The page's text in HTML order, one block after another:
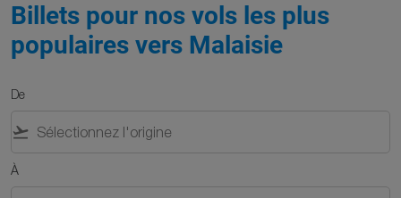
Billets pour nos vols les plus
populaires vers Malaisie
De
flight_takeoff
À